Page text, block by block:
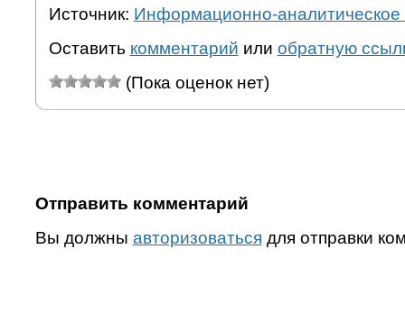
Источник: Информационно-аналитическое
Оставить комментарий или обратную
(Пока оценок нет)
Отправить комментарий
Вы должны авторизоваться для отправки